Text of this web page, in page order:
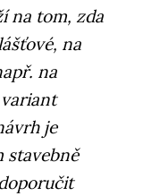
na tom, zda
na
na
je
stavebně